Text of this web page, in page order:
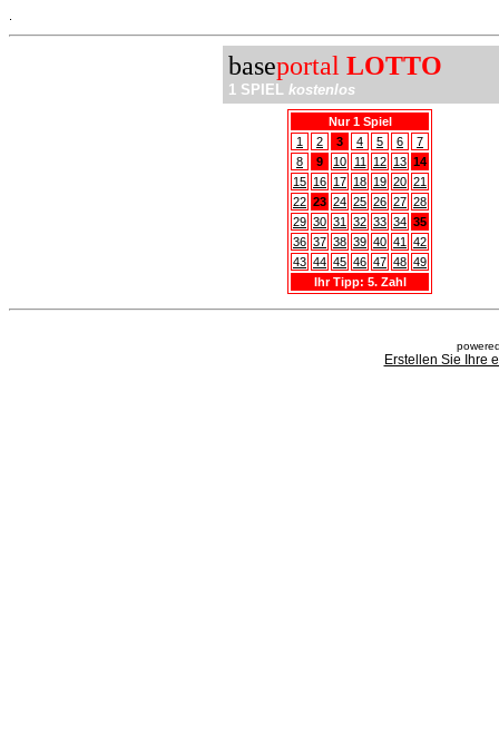
baseportal LOTTO
1 SPIEL kostenlos
Nur 1 Spiel
1
2 3 4 5 6
7
8
9 10 11 12 13 14
15 16 17 18 19 20 21
22 23 24 25 26 27 28
29 30 31 32 33 34 35
36 37 38 39 40 41
42
43 44 45 46 47 48 49
Ihr Tipp: 5. Zahl
Erstellen Sie Ihre